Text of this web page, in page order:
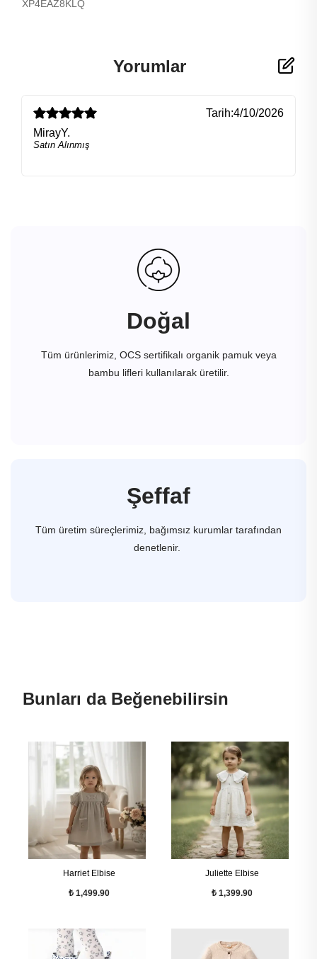
XP4EAZ8KLQ
Yorumlar
MirayY.
Satın Alınmış
Tarih:4/10/2026
Doğal
Tüm ürünlerimiz, OCS sertifikalı organik pamuk veya
bambu lifleri kullanılarak üretilir.
Şeffaf
Tüm üretim süreçlerimiz, bağımsız kurumlar tarafından
denetlenir.
Bunları da Beğenebilirsin
Harriet Elbise
₺ 1,499.90
Juliette Elbise
₺ 1,399.90